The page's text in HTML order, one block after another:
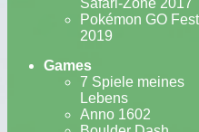
Pokémon GO Fest
2019
Games
7 Spiele meines
Lebens
Anno 1602